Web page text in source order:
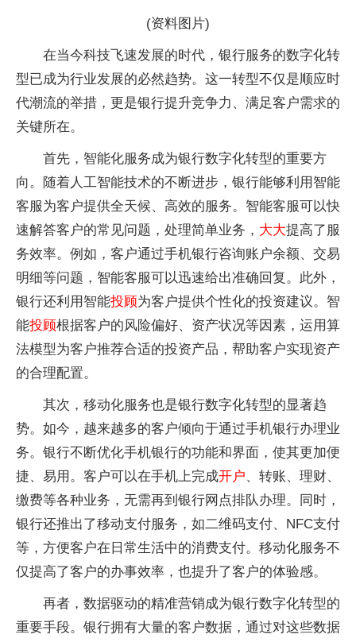
(资料图片)
在当今科技飞速发展的时代，银行服务的数字化转
型已成为行业发展的必然趋势。这一转型不仅是顺应时
代潮流的举措，更是银行提升竞争力、满足客户需求的
关键所在。
首先，智能化服务成为银行数字化转型的重要方
向。随着人工智能技术的不断进步，银行能够利用智能
客服为客户提供全天候、高效的服务。智能客服可以快
速解答客户的常见问题，处理简单业务， 大大提高了服
务效率。例如，客户通过手机银行咨询账户余额、交易
明细等问题，智能客服可以迅速给出准确回复。此外，
银行还利用智能投顾为客户提供个性化的投资建议。智
能投顾根据客户的风险偏好、资产状况等因素，运用算
法模型为客户推荐合适的投资产品，帮助客户实现资产
的合理配置。
其次，移动化服务也是银行数字化转型的显著趋
势。如今，越来越多的客户倾向于通过手机银行办理业
务。银行不断优化手机银行的功能和界面，使其更加便
捷、易用。客户可以在手机上完成开户、转账、理财、
缴费等各种业务，无需再到银行网点排队办理。同时，
银行还推出了移动支付服务，如二维码支付、NFC支付
等，方便客户在日常生活中的消费支付。移动化服务不
仅提高了客户的办事效率，也提升了客户的体验感。
再者，数据驱动的精准营销成为银行数字化转型的
重要手段。银行拥有大量的客户数据，通过对这些数据